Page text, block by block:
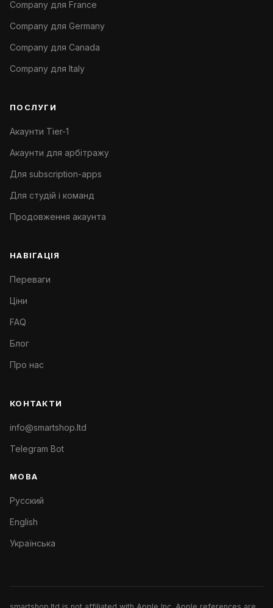
Company для France
Company для Germany
Company для Canada
Company для Italy
ПОСЛУГИ
Акаунти Tier-1
Акаунти для арбітражу
Для subscription-apps
Для студій і команд
Продовження акаунта
НАВІГАЦІЯ
Переваги
Ціни
FAQ
Блог
Про нас
КОНТАКТИ
info@smartshop.ltd
Telegram Bot
МОВА
Русский
English
Українська